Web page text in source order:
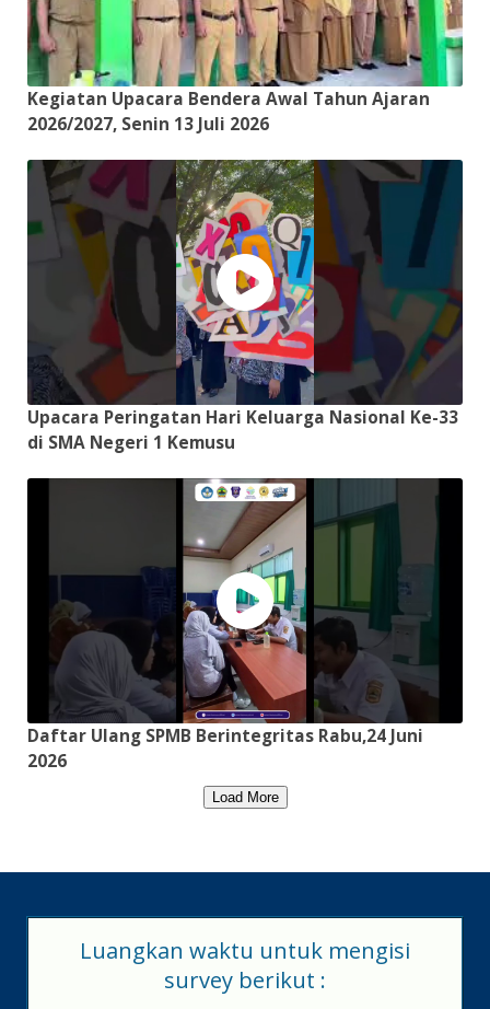
Kegiatan Upacara Bendera Awal Tahun Ajaran
2026/2027, Senin 13 Juli 2026
Upacara Peringatan Hari Keluarga Nasional Ke-33
di SMA Negeri 1 Kemusu
Daftar Ulang SPMB Berintegritas Rabu,24 Juni
2026
Load More
Luangkan waktu untuk mengisi
survey berikut :